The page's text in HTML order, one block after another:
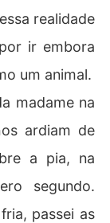
realidade
ir embora
um animal.
madame na
ardiam de
a pia, na
segundo.
passei as